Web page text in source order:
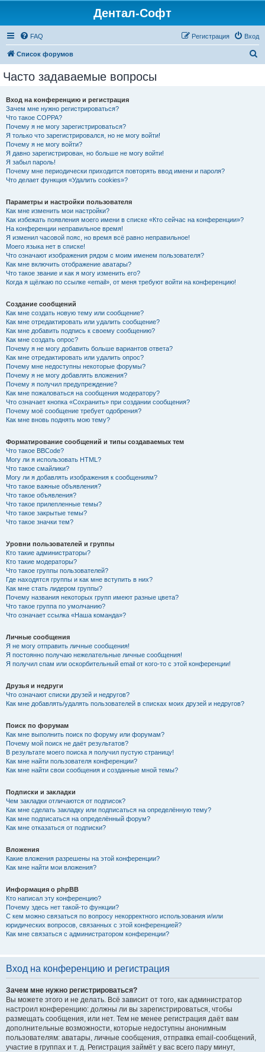
Дентал-Софт
FAQ Вход
Регистрация
Список форумов
Часто задаваемые вопросы
Вход на конференцию и регистрация
Зачем мне нужно регистрироваться?
Что такое COPPA?
Почему я не могу зарегистрироваться?
Я только что зарегистрировался, но не могу войти!
Почему я не могу войти?
Я давно зарегистрирован, но больше не могу войти!
Я забыл пароль!
Почему мне периодически приходится повторять ввод имени и пароля?
Что делает функция «Удалить cookies»?
Параметры и настройки пользователя
Как мне изменить мои настройки?
Как избежать появления моего имени в списке «Кто сейчас на конференции»?
На конференции неправильное время!
Я изменил часовой пояс, но время всё равно неправильное!
Моего языка нет в списке!
Что означают изображения рядом с моим именем пользователя?
Как мне включить отображение аватары?
Что такое звание и как я могу изменить его?
Когда я щёлкаю по ссылке «email», от меня требуют войти на конференцию!
Создание сообщений
Как мне создать новую тему или сообщение?
Как мне отредактировать или удалить сообщение?
Как мне добавить подпись к своему сообщению?
Как мне создать опрос?
Почему я не могу добавить больше вариантов ответа?
Как мне отредактировать или удалить опрос?
Почему мне недоступны некоторые форумы?
Почему я не могу добавлять вложения?
Почему я получил предупреждение?
Как мне пожаловаться на сообщения модератору?
Что означает кнопка «Сохранить» при создании сообщения?
Почему моё сообщение требует одобрения?
Как мне вновь поднять мою тему?
Форматирование сообщений и типы создаваемых тем
Что такое BBCode?
Могу ли я использовать HTML?
Что такое смайлики?
Могу ли я добавлять изображения к сообщениям?
Что такое важные объявления?
Что такое объявления?
Что такое прилепленные темы?
Что такое закрытые темы?
Что такое значки тем?
Уровни пользователей и группы
Кто такие администраторы?
Кто такие модераторы?
Что такое группы пользователей?
Где находятся группы и как мне вступить в них?
Как мне стать лидером группы?
Почему названия некоторых групп имеют разные цвета?
Что такое группа по умолчанию?
Что означает ссылка «Наша команда»?
Личные сообщения
Я не могу отправить личные сообщения!
Я постоянно получаю нежелательные личные сообщения!
Я получил спам или оскорбительный email от кого-то с этой конференции!
Друзья и недруги
Что означают списки друзей и недругов?
Как мне добавлять/удалять пользователей в списках моих друзей и недругов?
Поиск по форумам
Как мне выполнить поиск по форуму или форумам?
Почему мой поиск не даёт результатов?
В результате моего поиска я получил пустую страницу!
Как мне найти пользователя конференции?
Как мне найти свои сообщения и созданные мной темы?
Подписки и закладки
Чем закладки отличаются от подписок?
Как мне сделать закладку или подписаться на определённую тему?
Как мне подписаться на определённый форум?
Как мне отказаться от подписки?
Вложения
Какие вложения разрешены на этой конференции?
Как мне найти мои вложения?
Информация о phpBB
Кто написал эту конференцию?
Почему здесь нет такой-то функции?
С кем можно связаться по вопросу некорректного использования и/или
юридических вопросов, связанных с этой конференцией?
Как мне связаться с администратором конференции?
Вход на конференцию и регистрация
Зачем мне нужно регистрироваться?
Вы можете этого и не делать. Всё зависит от того, как администратор
настроил конференцию: должны ли вы зарегистрироваться, чтобы
размещать сообщения, или нет. Тем не менее регистрация даёт вам
дополнительные возможности, которые недоступны анонимным
пользователям: аватары, личные сообщения, отправка email-сообщений,
участие в группах и т. д. Регистрация займёт у вас всего пару минут,